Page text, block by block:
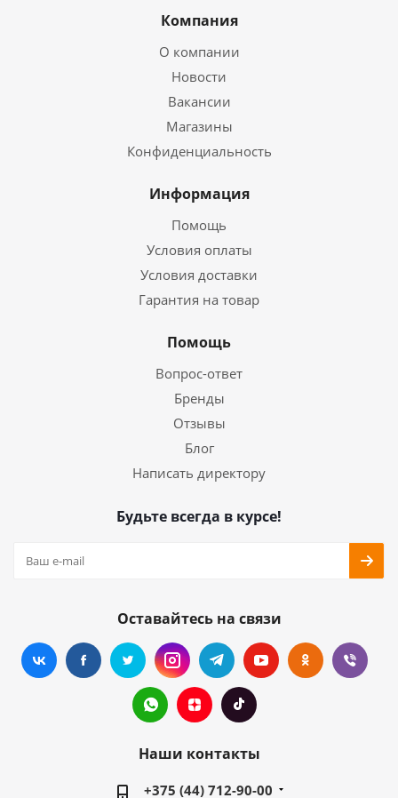
Компания
О компании
Новости
Вакансии
Магазины
Конфиденциальность
Информация
Помощь
Условия оплаты
Условия доставки
Гарантия на товар
Помощь
Вопрос-ответ
Бренды
Отзывы
Блог
Написать директору
Будьте всегда в курсе!
Оставайтесь на связи
Наши контакты
+375 (44) 712-90-00